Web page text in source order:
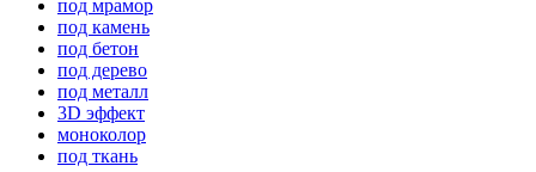
под мрамор
под камень
под бетон
под дерево
под металл
3D эффект
моноколор
под ткань